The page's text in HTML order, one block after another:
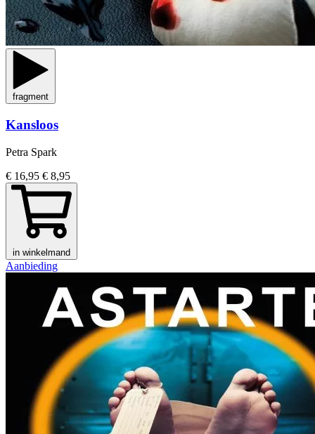
fragment
Kansloos
Petra Spark
€ 16,95 € 8,95
in winkelmand
Aanbieding